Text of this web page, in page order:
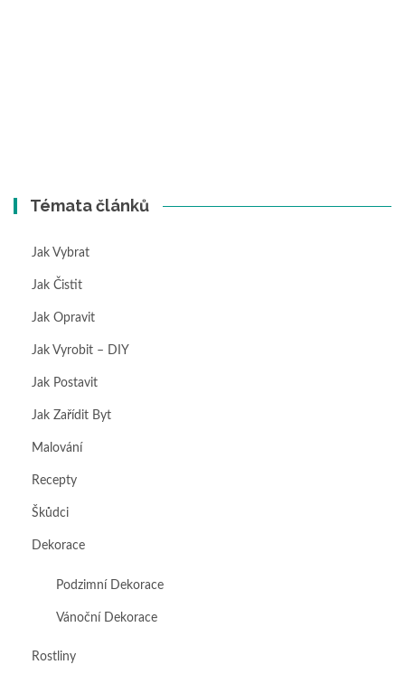
Témata článků
Jak Vybrat
Jak Čistit
Jak Opravit
Jak Vyrobit – DIY
Jak Postavit
Jak Zařídit Byt
Malování
Recepty
Škůdci
Dekorace
Podzimní Dekorace
Vánoční Dekorace
Rostliny